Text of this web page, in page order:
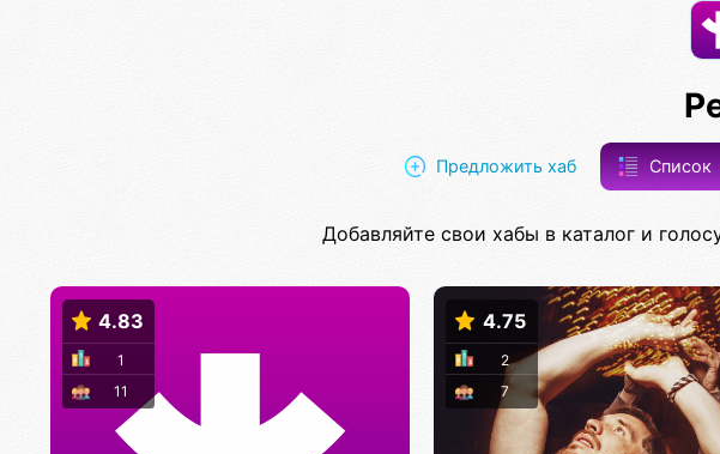
Предложить хаб Список
Добавляйте свои хабы в каталог и
4.83
11
1
4.75
7
2